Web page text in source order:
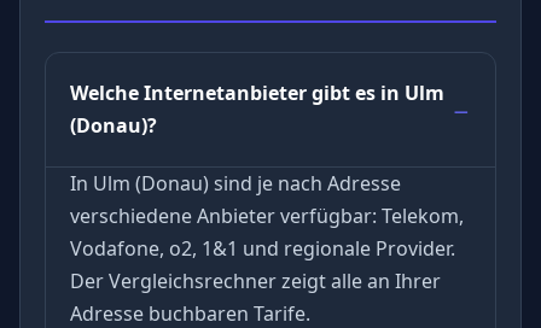
Welche Internetanbieter gibt es in Ulm
(Donau)?
In Ulm (Donau) sind je nach Adresse
verschiedene Anbieter verfügbar: Telekom,
Vodafone, o2, 1&1 und regionale Provider.
Der Vergleichsrechner zeigt alle an Ihrer
Adresse buchbaren Tarife.